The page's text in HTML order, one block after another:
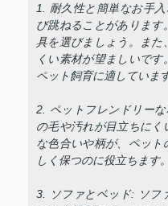
1. 耐久性と簡単なお手
び跳ねることがありま
具を選びましょう。ま
くい素材が望ましいで
ペット飼育に適しています
2. ペットフレンドリー
の毛や汚れが目立ちに
な色合いや柄が、ペッ
しく保つのに役立ちます。
3. ソファとベッド: ソフ